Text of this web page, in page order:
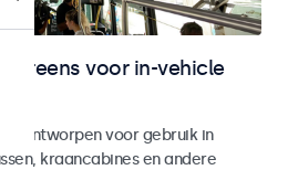
voor in-vehicle
ontworpen voor gebruik in
kraancabines en andere